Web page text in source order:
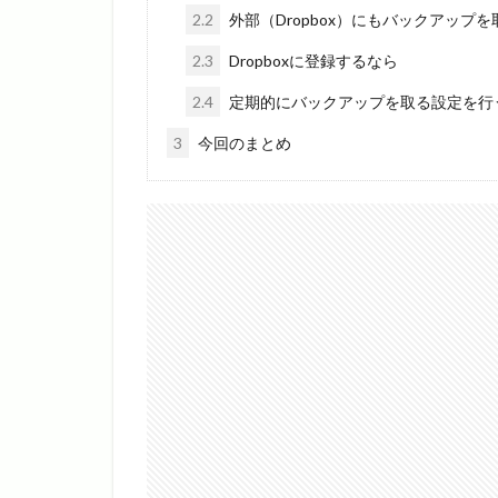
2.2 外部（Dropbox）にもバックアップを
2.3 Dropboxに登録するなら
2.4 定期的にバックアップを取る設定を行
3 今回のまとめ